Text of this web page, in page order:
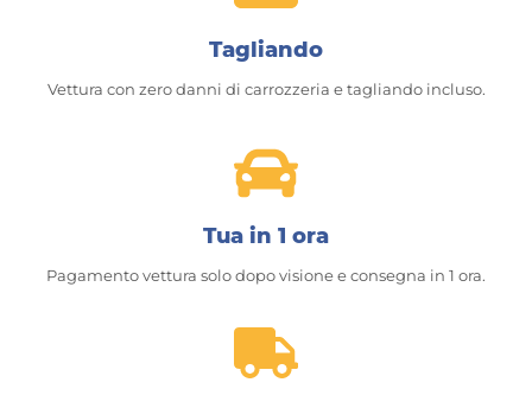
Tagliando
Vettura con zero danni di carrozzeria e tagliando incluso.
Tua in 1 ora
Pagamento vettura solo dopo visione e consegna in 1 ora.